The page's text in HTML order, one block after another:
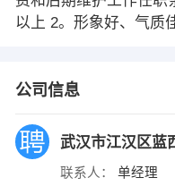
以上 2。形象好、气质
公司信息
武汉市江汉区蓝
联系人： 单经理